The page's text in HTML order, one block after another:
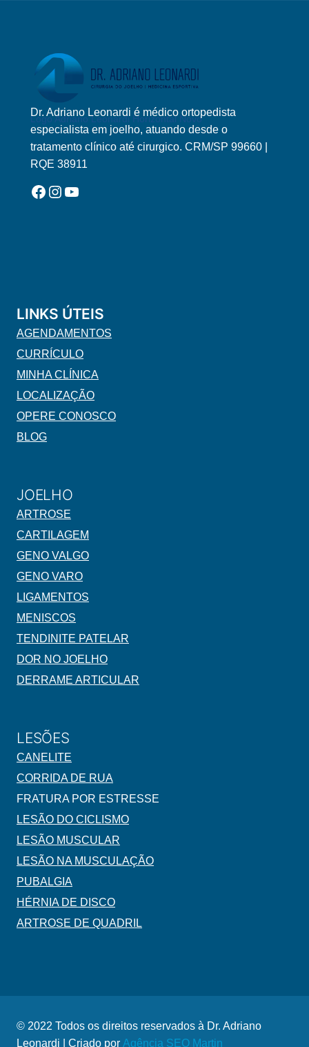
Logo Adriano Leonardi Horizontal Novo
Dr. Adriano Leonardi é médico ortopedista
especialista em joelho, atuando desde o
tratamento clínico até cirurgico. CRM/SP 99660 |
RQE 38911
Facebook
Instagram
YouTube
LINKS ÚTEIS
AGENDAMENTOS
CURRÍCULO
MINHA CLÍNICA
LOCALIZAÇÃO
OPERE CONOSCO
BLOG
JOELHO
ARTROSE
CARTILAGEM
GENO VALGO
GENO VARO
LIGAMENTOS
MENISCOS
TENDINITE PATELAR
DOR NO JOELHO
DERRAME ARTICULAR
LESÕES
CANELITE
CORRIDA DE RUA
FRATURA POR ESTRESSE
LESÃO DO CICLISMO
LESÃO MUSCULAR
LESÃO NA MUSCULAÇÃO
PUBALGIA
HÉRNIA DE DISCO
ARTROSE DE QUADRIL
© 2022 Todos os direitos reservados à Dr. Adriano
Leonardi | Criado por Agência SEO Martin